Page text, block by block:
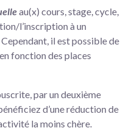
au(x) cours, stage, cycle,
l’inscription à un
il est possible de
fonction des places
par un deuxième
d’une réduction de
la moins chère.